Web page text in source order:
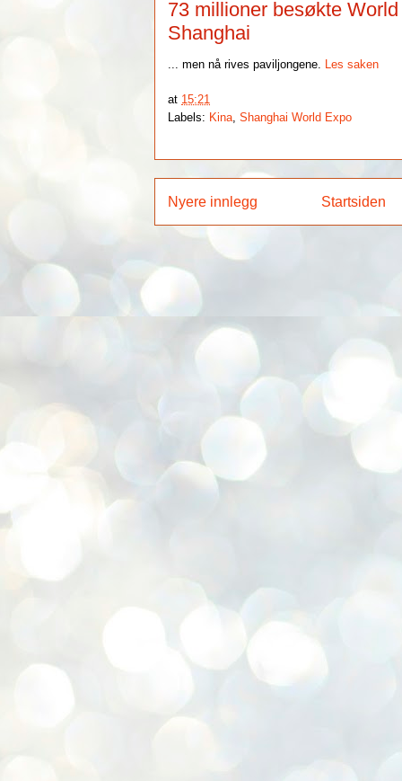
73 millioner besøkte
Shanghai
... men nå rives paviljongene. Les saken
at 15:21
Labels: Kina ,Shanghai World Expo
Nyere innlegg Startsiden